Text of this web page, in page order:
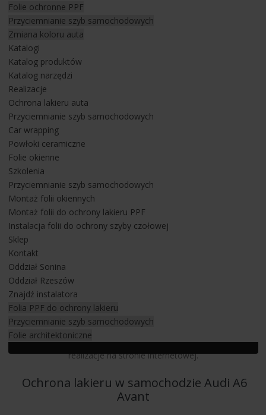
Folie ochronne PPF
Przyciemnianie szyb samochodowych
Zmiana koloru auta
Katalogi
Katalog produktów
Katalog narzędzi
Realizacje
Ochrona lakieru auta
Przyciemnianie szyb samochodowych
Car wrapping
Powłoki ceramiczne
Folie okienne
Szkolenia
Przyciemnianie szyb samochodowych
Montaż folii okiennych
Montaż folii do ochrony lakieru PPF
Instalacja folii do ochrony szyby czołowej
Sklep
Kontakt
Oddział Sonina
Oddział Rzeszów
Znajdź instalatora
Folia PPF do ochrony lakieru
Przyciemnianie szyb samochodowych
Folie architektoniczne
- lampy przód
- parapet tylnego zderzaka
Zastosowana
zabezpieczenia tego kombi po profesjonalnej aplikacji przez
naszych instalatorów jest niezauważalna gołym okiem i ciężko
odróżnić w nim element oklejony od niezabezpieczonego folią
PPF. To charakteryzuje właściwie przeprowadzony montaż
folii ochronnej na aucie.
Jeżeli jesteś zainteresowany zabezpieczeniem lakieru auta
niewidoczną folią ochronną typu PPF lub chcesz zlecić
przyciemnianie szyb samochodowych zapraszamy do
KONTAKTU. W naszej ofercie znajdują się najlepsze folie
samochodowe na rynku firmy LLumar. Wykonujemy ich
montaż i instalacje na autach wszystkich marek niezależnie od
modelu i typu nadwozia. Chcesz wiedzieć jak? Sprawdź nasze
realizacje na stronie internetowej.
Ochrona lakieru w samochodzie Audi A6
Avant